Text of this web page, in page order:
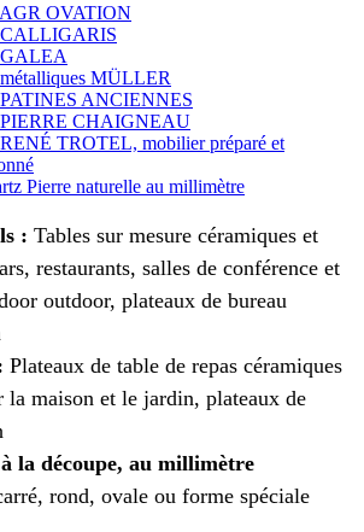
OVATION
CALLIGARIS
MÜLLER
ANCIENNES
PIERRE CHAIGNEAU
TROTEL, mobilier préparé et
Pierre naturelle au millimètre
: Tables sur mesure céramiques et
restaurants, salles de conférence et
outdoor, plateaux de bureau
Plateaux de table de repas céramiques
la maison et le jardin, plateaux de
la découpe, au millimètre
rond, ovale ou forme spéciale